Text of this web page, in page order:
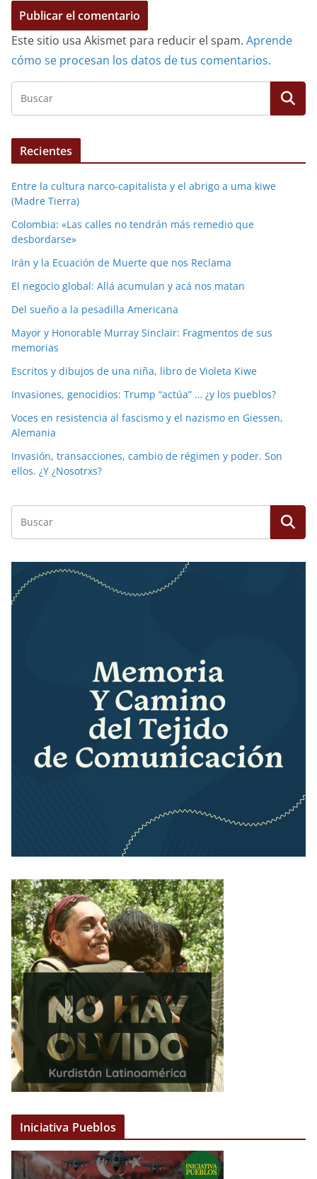
Este sitio usa Akismet para reducir el spam. Aprende
cómo se procesan los datos de tus comentarios.
Recientes
Entre la cultura narco-capitalista y el abrigo a uma kiwe
(Madre Tierra)
Colombia: «Las calles no tendrán más remedio que
desbordarse»
Irán y la Ecuación de Muerte que nos Reclama
El negocio global: Allá acumulan y acá nos matan
Del sueño a la pesadilla Americana
Mayor y Honorable Murray Sinclair: Fragmentos de sus
memorias
Escritos y dibujos de una niña, libro de Violeta Kiwe
Invasiones, genocidios: Trump “actúa” … ¿y los pueblos?
Voces en resistencia al fascismo y el nazismo en Giessen,
Alemania
Invasión, transacciones, cambio de régimen y poder. Son
ellos. ¿Y ¿Nosotrxs?
Iniciativa Pueblos